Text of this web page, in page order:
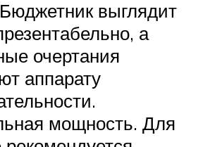
выглядит
а
очертания
аппарату
мощность. Для